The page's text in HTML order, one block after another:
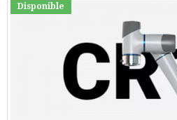
Disponible